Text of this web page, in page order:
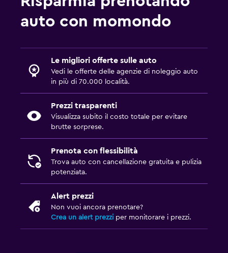
auto con momondo
Le migliori offerte sulle auto
Vedi le offerte delle agenzie di noleggio auto
in più di 70.000 località.
Prezzi trasparenti
Visualizza subito il costo totale per evitare
brutte sorprese.
Prenota con flessibilità
Trova auto con cancellazione gratuita e pulizia
potenziata.
Alert prezzi
Non vuoi ancora prenotare?
Crea un alert prezzi per monitorare i prezzi.